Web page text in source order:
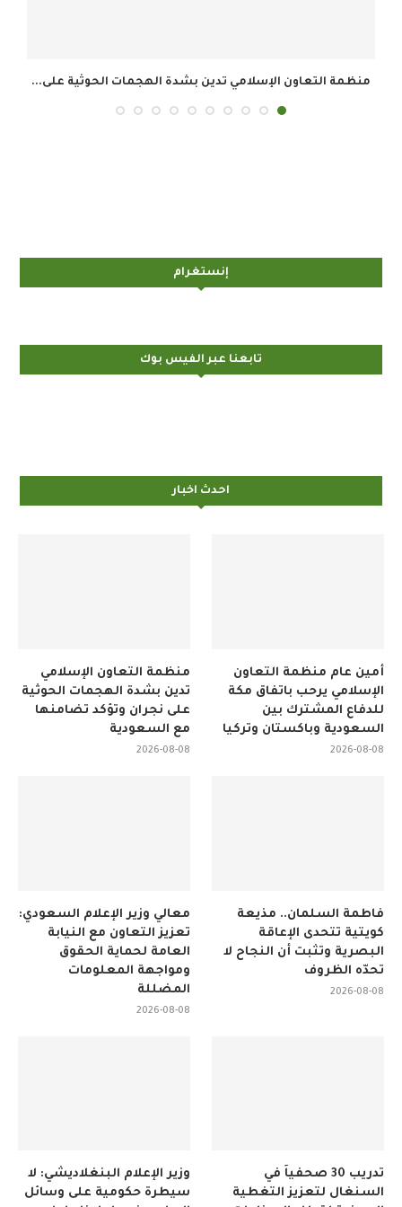
أمين عام منظمة التعاون الإسلامي يرحب باتفاق مكة...
إنستغرام
تابعنا عبر الفيس بوك
احدث اخبار
منظمة التعاون الإسلامي
تدين بشدة الهجمات الحوثية
على نجران وتؤكد تضامنها
مع السعودية
2026-08-08
أمين عام منظمة التعاون
الإسلامي يرحب باتفاق مكة
للدفاع المشترك بين
السعودية وباكستان وتركيا
2026-08-08
معالي وزير الإعلام السعودي:
تعزيز التعاون مع النيابة
العامة لحماية الحقوق
ومواجهة المعلومات
المضللة
2026-08-08
فاطمة السلمان.. مذيعة
كويتية تتحدى الإعاقة
البصرية وتثبت أن النجاح لا
تحدّه الظروف
2026-08-08
وزير الإعلام البنغلاديشي: لا
سيطرة حكومية على وسائل
تدريب 30 صحفياً في
السنغال لتعزيز التغطية